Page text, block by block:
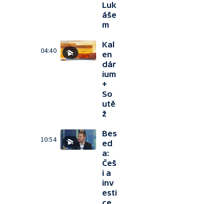
Luk
áše
m
04:40
Kal
en
dár
ium
+
So
utě
ž
10:54
Bes
ed
a:
Češ
i a
inv
esti